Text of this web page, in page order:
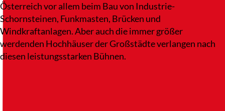
Österreich vor allem beim Bau von Industrie-
Schornsteinen, Funkmasten, Brücken und
Windkraftanlagen. Aber auch die immer größer
werdenden Hochhäuser der Großstädte verlangen nach
diesen leistungsstarken Bühnen.